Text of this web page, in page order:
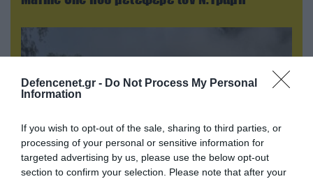
Defencenet.gr - Do Not Process My Personal
Information
If you wish to opt-out of the sale, sharing to third parties, or
processing of your personal or sensitive information for
targeted advertising by us, please use the below opt-out
section to confirm your selection. Please note that after your